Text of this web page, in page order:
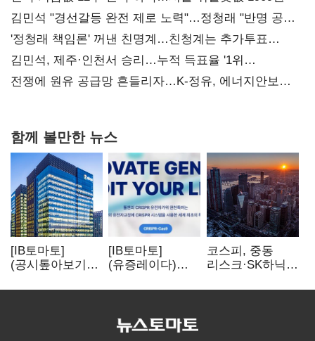
김민석 "경선갈등 완전 제로 노력"…정청래 "반명 공세
사과부터"
'정청래 책임론' 꺼낸 친명계…친청계는 추가투표
때리기
김민석, 제주·인천서 승리…누적 득표율 '1위
탈환'(종합)
전쟁에 원유 공급망 흔들리자…K-정유, 에너지안보
함께 볼만한 뉴스
[IB토마토]
(공시톺아보기)
바로 매출로
[IB토마토]
(유증레이다)
3분의 1 토막…
비용부터 챙긴다
코스피, 중동
리스크·SK하닉
뒷걸음